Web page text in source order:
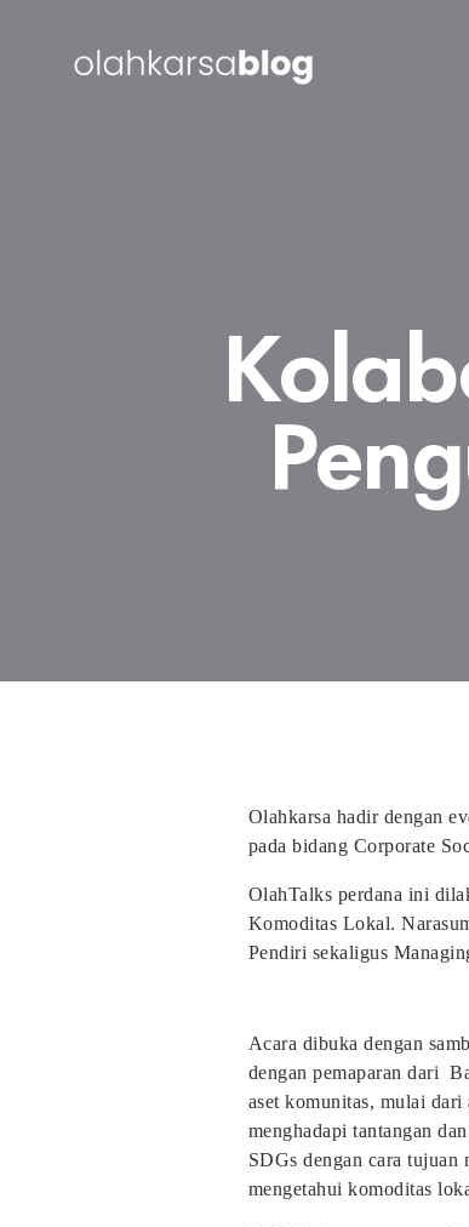
Olahkarsa hadir dengan
pada bidang Corporate
OlahTalks perdana ini
Komoditas Lokal.
Pendiri sekaligus
Acara dibuka dengan
dengan pemaparan dari
aset komunitas, mulai
menghadapi tantangan
SDGs dengan cara
mengetahui komoditas